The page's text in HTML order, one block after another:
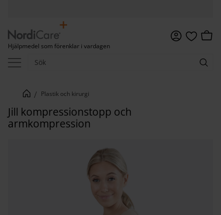
Hjälpmedel som förenklar i vardagen
Favoriter
Plastik och kirurgi
Jill kompressionstopp och
armkompression